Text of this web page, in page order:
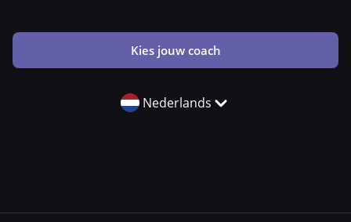
Kies jouw coach
Nederlands